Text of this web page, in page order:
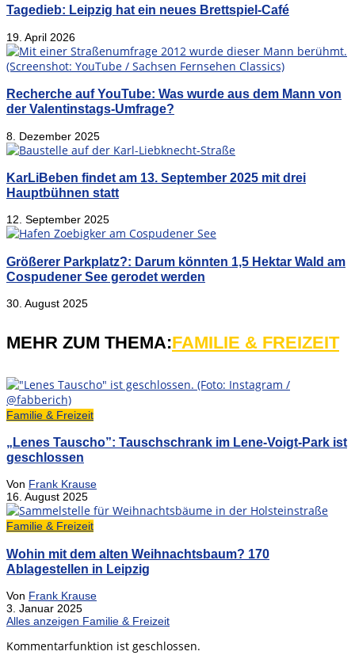
Tagedieb: Leipzig hat ein neues Brettspiel-Café
19. April 2026
Recherche auf YouTube: Was wurde aus dem Mann von
der Valentinstags-Umfrage?
8. Dezember 2025
KarLiBeben findet am 13. September 2025 mit drei
Hauptbühnen statt
12. September 2025
Größerer Parkplatz?: Darum könnten 1,5 Hektar Wald am
Cospudener See gerodet werden
30. August 2025
MEHR ZUM THEMA:FAMILIE & FREIZEIT
Familie & Freizeit
„Lenes Tauscho”: Tauschschrank im Lene-Voigt-Park ist
geschlossen
Von Frank Krause
16. August 2025
Familie & Freizeit
Wohin mit dem alten Weihnachtsbaum? 170
Ablagestellen in Leipzig
Von Frank Krause
3. Januar 2025
Alles anzeigen Familie & Freizeit
Kommentarfunktion ist geschlossen.